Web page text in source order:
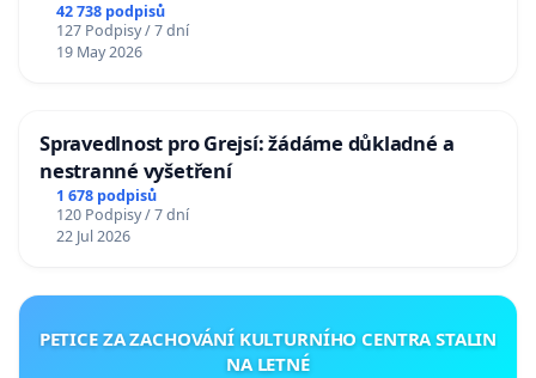
42 738 podpisů
127 Podpisy / 7 dní
19 May 2026
Spravedlnost pro Grejsí: žádáme důkladné a
nestranné vyšetření
1 678 podpisů
120 Podpisy / 7 dní
22 Jul 2026
PETICE ZA ZACHOVÁNÍ KULTURNÍHO CENTRA STALIN
NA LETNÉ